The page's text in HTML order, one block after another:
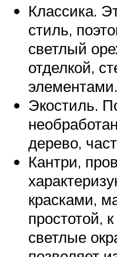
Классика.
стиль,
светлый
отделкой,
элементами.
Экостиль.
дерево,
Кантри,
красками,
простотой,
светлые